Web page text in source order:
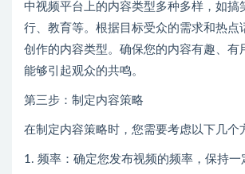
中视频平台上的内容类型多种多样，如搞
行、教育等。根据目标受众的需求和热点
创作的内容类型。确保您的内容有趣、有
能够引起观众的共鸣。
第三步：制定内容策略
在制定内容策略时，您需要考虑以下几个
1. 频率：确定您发布视频的频率，保持一